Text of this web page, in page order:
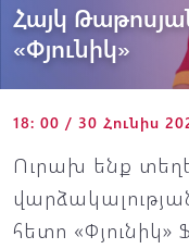
Հայկ
«Փյունիկ»
18: 00 / 30 Հունիս
Ուրախ ենք
հետո